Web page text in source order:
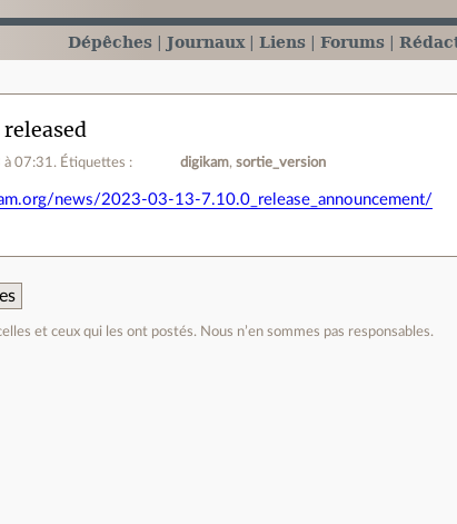
Dépêches Journaux Liens Forums
07:31 . Étiquettes : digikam sortie_version
news/2023-03-13-7.10.0_release_announcement/
et ceux qui les ont postés. Nous n’en sommes pas responsables.